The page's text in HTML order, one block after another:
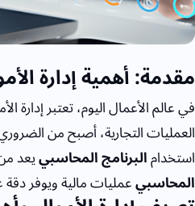
مقدمة: أهمية إدارة
في عالم الأعمال اليوم، تعتبر
العمليات التجارية، أصبح من
استخدامالبرنامج المحاسبييعد
المحاسبيعمليات مالية ويوفر